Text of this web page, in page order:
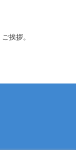
ご挨拶。